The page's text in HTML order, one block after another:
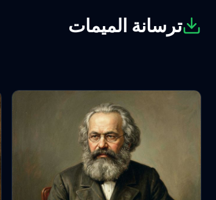
ترسانة الميمات